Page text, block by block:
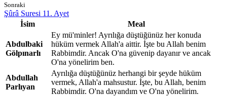
Sonraki
Şûrâ Suresi 11. Ayet
İsim
Meal
Abdulbaki
Gölpınarlı
Ey mü'minler! Ayrılığa düştüğünüz her konuda
hüküm vermek Allah'a aittir. İşte bu Allah benim
Rabbimdir. Ancak O'na güvenip dayanır ve ancak
O'na yönelirim ben.
Abdullah
Parlıyan
Ayrılığa düştüğünüz herhangi bir şeyde hüküm
vermek, Allah'a mahsustur. İşte, bu Allah, benim
Rabbimdir. O'na dayandım ve O'na yönelirim.